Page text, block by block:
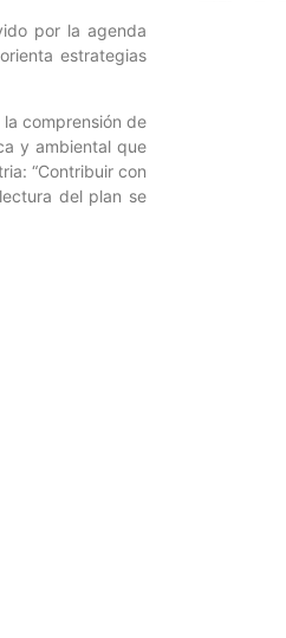
por la agenda
estrategias
comprensión de
y ambiental que
“Contribuir con
del plan se